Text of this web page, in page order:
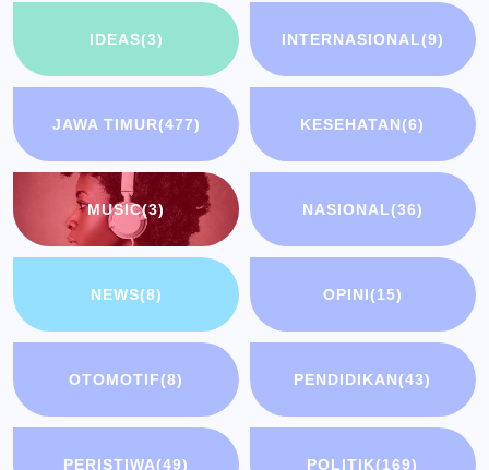
IDEAS(3) INTERNASIONAL(9)
JAWA TIMUR(477) KESEHATAN(6)
MUSIC(3) NASIONAL(36)
NEWS(8) OPINI(15)
OTOMOTIF(8) PENDIDIKAN(43)
PERISTIWA(49) POLITIK(169)